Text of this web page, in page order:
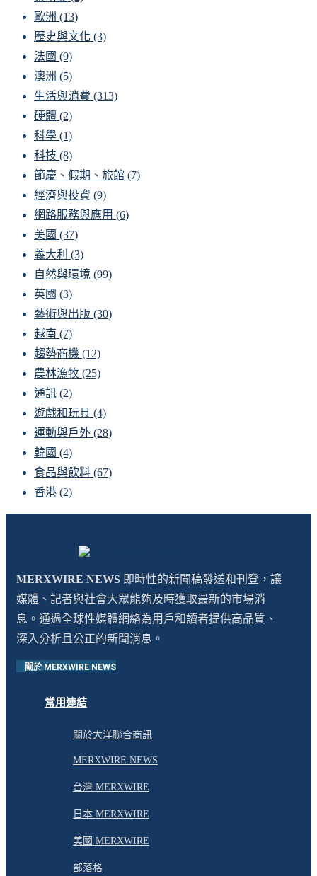
歐洲 (13)
歷史與文化 (3)
法國 (9)
澳洲 (5)
生活與消費 (313)
硬體 (2)
科學 (1)
科技 (8)
節慶、假期、旅館 (7)
經濟與投資 (9)
網路服務與應用 (6)
美國 (37)
義大利 (3)
自然與環境 (99)
英國 (3)
藝術與出版 (30)
越南 (7)
趨勢商機 (12)
農林漁牧 (25)
通訊 (2)
遊戲和玩具 (4)
運動與戶外 (28)
韓國 (4)
食品與飲料 (67)
香港 (2)
MERXWIRE NEWS 即時性的新聞稿發送和刊登，讓
媒體、記者與社會大眾能夠及時獲取最新的市場消
息。通過全球性媒體網絡為用戶和讀者提供高品質、
深入分析且公正的新聞消息。
關於 MERXWIRE NEWS
常用連結
關於大洋聯合商訊
MERXWIRE NEWS
台灣 MERXWIRE
日本 MERXWIRE
美國 MERXWIRE
部落格